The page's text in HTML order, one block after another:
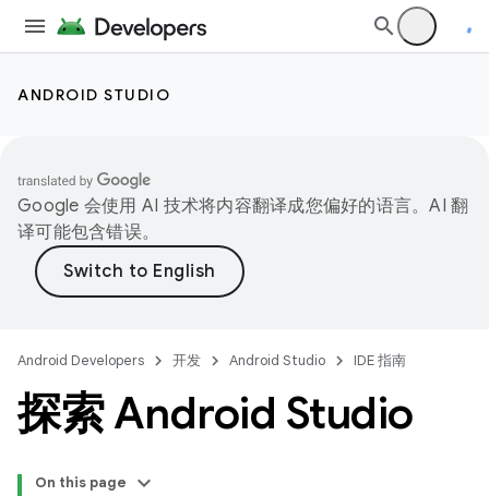
ANDROID STUDIO
Google 会使用 AI 技术将内容翻译成您偏好的语言。AI 翻
译可能包含错误。
Android Developers 开发 Android Studio IDE 指南
探索 Android Studio
On this page